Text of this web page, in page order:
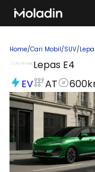
Home/Cari Mobil/SUV/
Lepas E4
EV
AT 600